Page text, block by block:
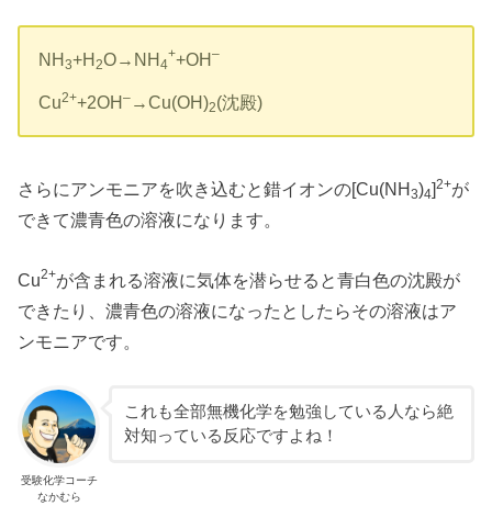
NH3+H2O→NH4
++OH–
Cu2++2OH– →Cu(OH)2(沈殿)
さらにアンモニアを吹き込むと錯イオンの[Cu(NH3)4]2+が
できて濃青色の溶液になります。
Cu2+が含まれる溶液に気体を潜らせると青白色の沈殿が
できたり、濃青色の溶液になったとしたらその溶液はア
ンモニアです。
受験化学コーチ
なかむら
これも全部無機化学を勉強している人なら絶
対知っている反応ですよね！